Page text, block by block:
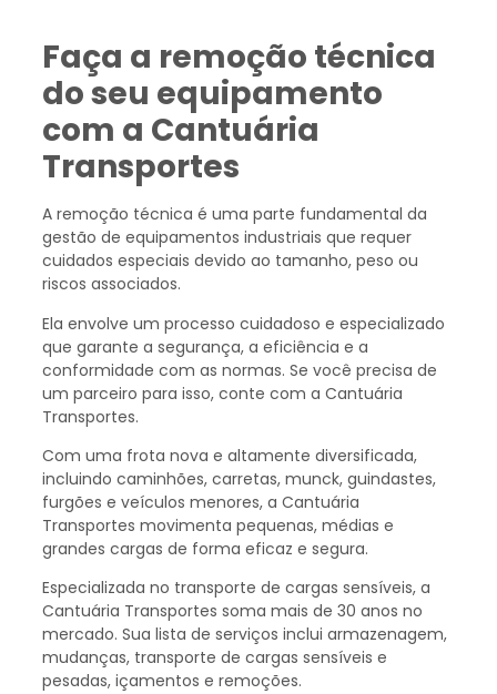
Faça a remoção técnica
do seu equipamento
com a Cantuária
Transportes
A remoção técnica é uma parte fundamental da
gestão de equipamentos industriais que requer
cuidados especiais devido ao tamanho, peso ou
riscos associados.
Ela envolve um processo cuidadoso e especializado
que garante a segurança, a eficiência e a
conformidade com as normas. Se você precisa de
um parceiro para isso, conte com a Cantuária
Transportes.
Com uma frota nova e altamente diversificada,
incluindo caminhões, carretas, munck, guindastes,
furgões e veículos menores, a Cantuária
Transportes movimenta pequenas, médias e
grandes cargas de forma eficaz e segura.
Especializada no transporte de cargas sensíveis, a
Cantuária Transportes soma mais de 30 anos no
mercado. Sua lista de serviços inclui armazenagem,
mudanças, transporte de cargas sensíveis e
pesadas, içamentos e remoções.